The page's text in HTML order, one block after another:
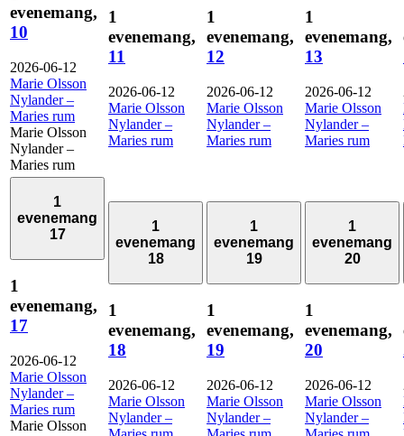
evenemang,
10
2026-06-12
Marie Olsson
Nylander –
Maries rum
Marie Olsson
Nylander –
Maries rum
1
evenemang,
11
2026-06-12
Marie Olsson
Nylander –
Maries rum
1
evenemang,
12
2026-06-12
Marie Olsson
Nylander –
Maries rum
1
evenemang,
13
2026-06-12
Marie Olsson
Nylander –
Maries rum
1
evenemang
17
1
evenemang,
17
2026-06-12
Marie Olsson
Nylander –
Maries rum
Marie Olsson
1
evenemang
18
1
evenemang,
18
2026-06-12
Marie Olsson
Nylander –
1
evenemang
19
1
evenemang,
19
2026-06-12
Marie Olsson
Nylander –
1
evenemang
20
1
evenemang,
20
2026-06-12
Marie Olsson
Nylander –